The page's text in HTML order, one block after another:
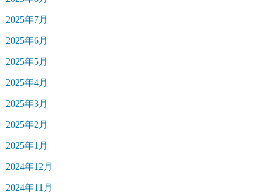
2025年7月
2025年6月
2025年5月
2025年4月
2025年3月
2025年2月
2025年1月
2024年12月
2024年11月